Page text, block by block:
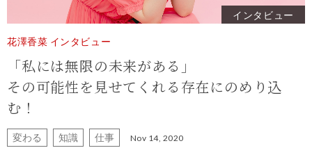
インタビュー
花澤香菜 インタビュー
「私には無限の未来がある」
その可能性を見せてくれる存在にのめり込
む！
変わる 知識 仕事 Nov 14, 2020